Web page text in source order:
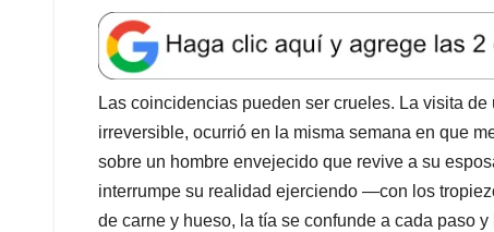
a
t
s
A
p
p
e
b
o
o
k
k
e
d
I
n
l
e
a
d
s
Las coincidencias pueden ser crueles. La visita
irreversible, ocurrió en la misma semana en que
sobre un hombre envejecido que revive a su
interrumpe su realidad ejerciendo —con los
de carne y hueso, la tía se confunde a cada paso